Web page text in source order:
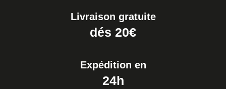
Extracteur de Bracelet de
Montre Facile
Livraison gratuite
dés 20€
Expédition en
24h